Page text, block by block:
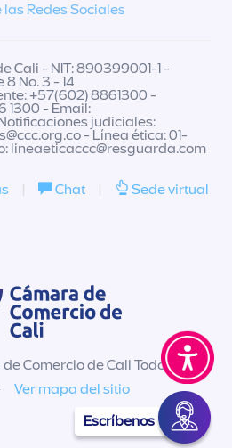
Escríbenos
Redes Sociales
Cali - NIT: 890399001-1 -
No. 3 - 14
+57(602) 8861300 -
1300 - Email:
judiciales:
- Línea ética: 01-
lineaeticaccc@resguarda.com
| Chat | Sede virtual
Comercio de Cali Todos los
Ver mapa del sitio